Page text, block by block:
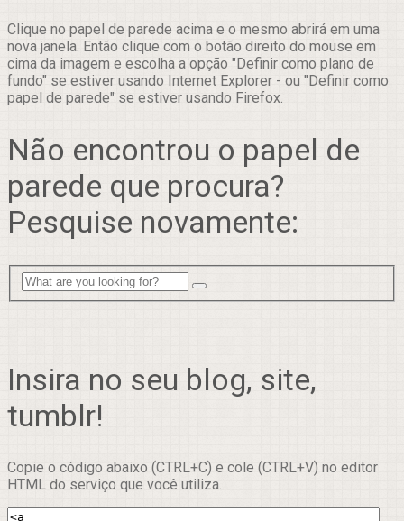
Clique no papel de parede acima e o mesmo abrirá em uma
nova janela. Então clique com o botão direito do mouse em
cima da imagem e escolha a opção "Definir como plano de
fundo" se estiver usando Internet Explorer - ou "Definir como
papel de parede" se estiver usando Firefox.
Não encontrou o papel de
parede que procura?
Pesquise novamente:
Insira no seu blog, site,
tumblr!
Copie o código abaixo (CTRL+C) e cole (CTRL+V) no editor
HTML do serviço que você utiliza.